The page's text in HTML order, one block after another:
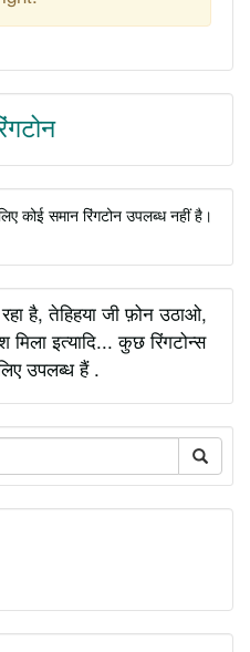
कोई समान रिंगटोन उपलब्ध नहीं है।
है, तेहिहया जी फ़ोन उठाओ,
इत्यादि... कुछ रिंगटोन्स
उपलब्ध हैं .